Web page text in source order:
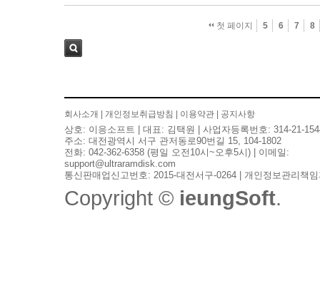
첫 페이지 5 6 7 8
회사소개 개인정보취급방침 이용약관 공지사항
상호: 이응소프트 | 대표: 김택원 | 사업자등록번호: 314-21-
주소: 대전광역시 서구 관저동로90번길 15, 104-1802
전화: 042-362-6358 (평일 오전10시~오후5시) | 이메일:
support@ultraramdisk.com
통신판매업신고번호: 2015-대전서구-0264 | 개인정보관리책
Copyright © ieungSoft.